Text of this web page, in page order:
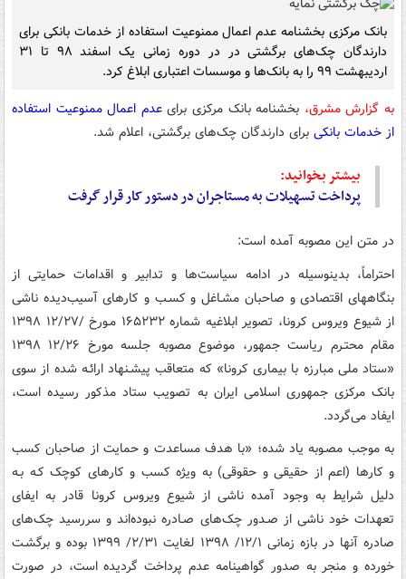
بانک مرکزی بخشنامه عدم اعمال ممنوعیت استفاده از خدمات بانکی برای
دارندگان چک‌های برگشتی در در دوره‌ زمانی یک اسفند ۹۸ تا ۳۱
اردیبهشت ۹۹ را به بانک‌ها و موسسات اعتباری ابلاغ کرد.
به گزارش مشرق، بخشنامه بانک مرکزی برایعدم اعمال ممنوعیت استفاده
از خدمات بانکی برای دارندگان چک‌های برگشتی، اعلام شد.
بیشتر بخوانید:
پرداخت تسهیلات به مستاجران در دستور کار قرار گرفت
در متن این مصوبه آمده است:
احتراماً، بدینوسیله در ادامه سیاست‌ها و تدابیر و اقدامات حمایتی از
بنگاههای اقتصادی و صاحبان مشـاغل و کسـب و کارهای آسیب‌دیده ناشی
از شیوع ویروس کرونا، تصویر ابلاغیه شماره ۱۶۵۲۳۲ مـورخ /۱۲/۲۷ ۱۳۹۸
مقام محتـرم ریاست جمهور، موضوع مصوبه جلسه مورخ ۱۲/۲۶ ۱۳۹۸
«ستاد ملی مبارزه با بیماری کرونا» که متعاقب پیشـنهاد ارائـه شده از سوی
بانک مرکزی جمهوری اسلامی ایران به تصویب ستاد مذکور رسیده است،
ایفاد می‌گردد.
به موجب مصـوبه یاد شده؛ «با هدف مساعدت و حمایت از صاحبان کسب
و کارها (اعم از حقیقی و حقوقی) به ویژه کسب و کارهای کوچک کـه بـه
دلیل شرایط به وجود آمده ناشی از شیوع ویروس کرونا قادر به ایفای
تعهدات خود ناشی از صـدور چک‌های صـادره نبوده‌اند و سررسید چک‌های
صادره آنها در بازه زمانی ۱۲/۱/ ۱۳۹۸ لغایت ۲/۳۱/ ۱۳۹۹ بوده و برگشـت
خورده و منجر به صدور گواهینامه عدم پرداخت گردیده است، در صورت